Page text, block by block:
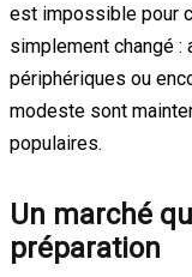
est impossible pour
simplement changé :
périphériques ou
modeste sont
populaires.
Un marché
préparation